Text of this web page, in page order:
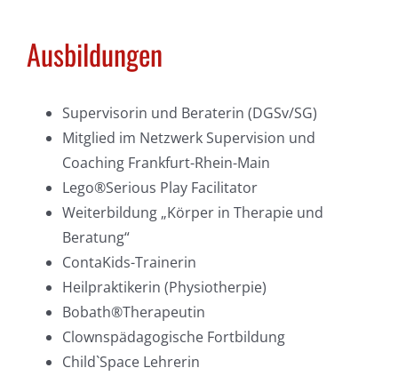
Ausbildungen
Supervisorin und Beraterin (DGSv/SG)
Mitglied im Netzwerk Supervision und
Coaching Frankfurt-Rhein-Main
Lego®Serious Play Facilitator
Weiterbildung „Körper in Therapie und
Beratung“
ContaKids-Trainerin
Heilpraktikerin (Physiotherpie)
Bobath®Therapeutin
Clownspädagogische Fortbildung
Child`Space Lehrerin